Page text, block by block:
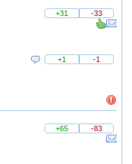
+31
-33
+1 -1
+65
-83